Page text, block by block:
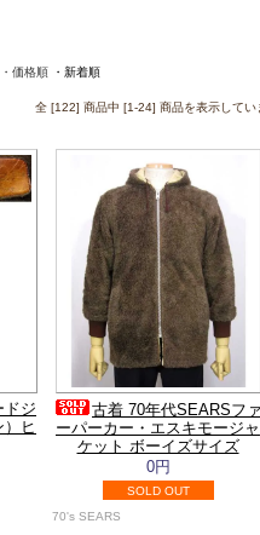
・価格順 ・新着順
全 [122] 商品中 [1-24] 商品を表示してい
ドジ
ヒ
古着 70年代SEARSファ
ーパーカー・エスキモージャ
ケット ボーイズサイズ
0円
SOLD OUT
70's SEARS